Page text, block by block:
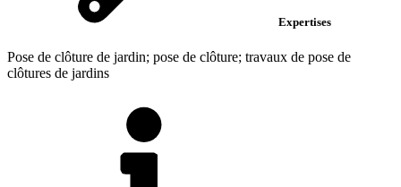
Expertises
Pose de clôture de jardin; pose de clôture; travaux de pose de
clôtures de jardins